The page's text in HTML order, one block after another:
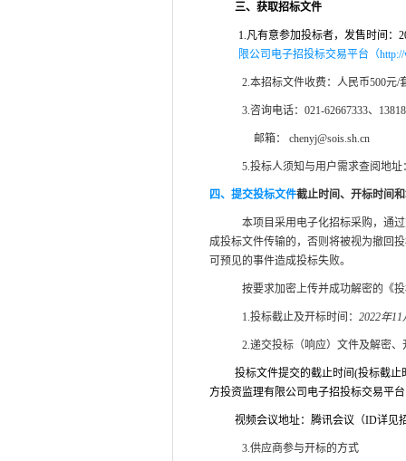
三、获取招标文件
1.凡有意参加投标者，发售时间：
限公司电子招投标交易平台（http://
2.本招标文件收费：人民币500元/
3.咨询电话：021-62667333、
邮箱： chenyj@sois.sh.cn
5.投标人须知与用户需求查阅地址
四、提交投标文件截止时间、开标时间
本项目采用电子化招标采购，通
成投标文件传输的，否则将被视为撤回
可预见的事件造成投标失败。
按要求加密上传并成功解密的《
1.投标截止及开标时间： 2022年
2.递交投标（响应）文件及解密、
投标文件提交的截止时间(投标截止
方投资监理有限公司电子招投标交易平台
视频会议地址：腾讯会议 （ID详见
3.供应商参与开标的方式